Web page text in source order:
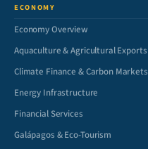
ECONOMY
Economy Overview
Aquaculture & Agricultural Exports
Climate Finance & Carbon Markets
Energy Infrastructure
Financial Services
Galápagos & Eco-Tourism